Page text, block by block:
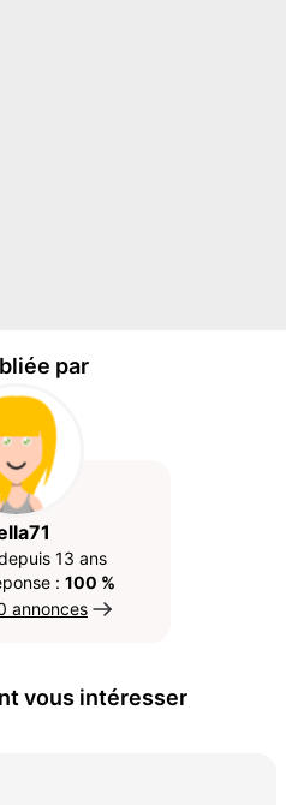
par
13 ans
: 100 %
annonces
vous intéresser